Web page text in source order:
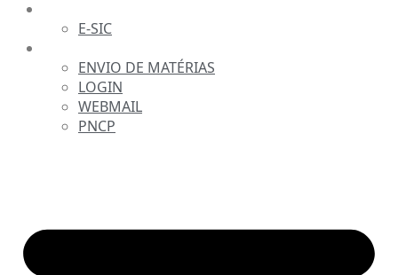
E-SIC
ENVIO DE MATÉRIAS
LOGIN
WEBMAIL
PNCP